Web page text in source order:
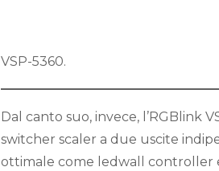
VSP-5360.
Dal canto suo, invece, l’RGBlink
switcher scaler a due uscite
ottimale come ledwall controller